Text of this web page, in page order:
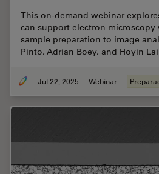
This on-demand webinar
can support electron
sample preparation to image
Pinto, Adrian Boey, and Hoyin
Jul 22, 2025 Webinar